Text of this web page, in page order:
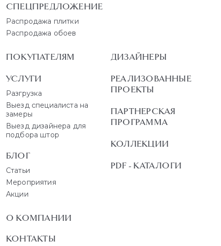
СПЕЦПРЕДЛОЖЕНИЕ
Распродажа плитки
Распродажа обоев
ПОКУПАТЕЛЯМ
УСЛУГИ
Разгрузка
Выезд специалиста на
замеры
Выезд дизайнера для
подбора штор
БЛОГ
Статьи
Мероприятия
Акции
ДИЗАЙНЕРЫ
РЕАЛИЗОВАННЫЕ
ПРОЕКТЫ
ПАРТНЕРСКАЯ
ПРОГРАММА
КОЛЛЕКЦИИ
PDF - КАТАЛОГИ
О КОМПАНИИ
КОНТАКТЫ